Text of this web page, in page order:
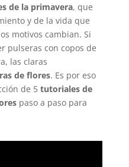
de la primavera, que
y de la vida que
motivos cambian. Si
pulseras con copos de
las claras
de flores. Es por eso
de 5 tutoriales de
paso a paso para